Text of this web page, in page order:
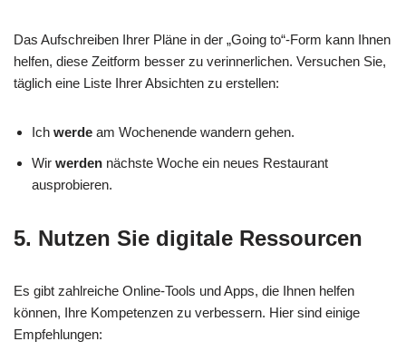
Das Aufschreiben Ihrer Pläne in der „Going to“-Form kann Ihnen
helfen, diese Zeitform besser zu verinnerlichen. Versuchen Sie,
täglich eine Liste Ihrer Absichten zu erstellen:
Ich werde am Wochenende wandern gehen.
Wir werden nächste Woche ein neues Restaurant
ausprobieren.
5. Nutzen Sie digitale Ressourcen
Es gibt zahlreiche Online-Tools und Apps, die Ihnen helfen
können, Ihre Kompetenzen zu verbessern. Hier sind einige
Empfehlungen: